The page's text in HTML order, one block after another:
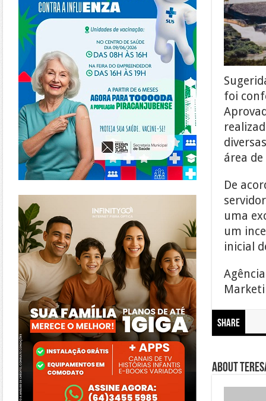
foi
área
De
uma
um
inicial
Share
About
https://www.infinitygo.com.br/